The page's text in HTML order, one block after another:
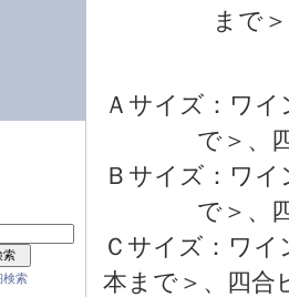
検索
まで
Ａサイズ：ワ
で＞、
Ｂサイズ：ワ
で＞、
Ｃサイズ：ワイ
本まで＞、四